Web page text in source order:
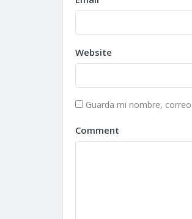
Website
Guarda mi nombre,
Comment